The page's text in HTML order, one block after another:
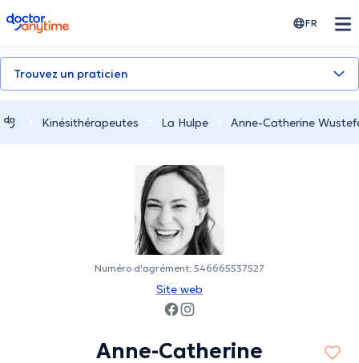
doctoranytime FR
Trouvez un praticien
Kinésithérapeutes La Hulpe Anne-Catherine
Numéro d'agrément: 546665537527
Site web
Anne-Catherine